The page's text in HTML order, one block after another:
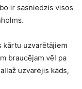
ir sasniedzis visos
kārtu uzvarētājiem
braucējam vēl pa
uzvarējis kāds,